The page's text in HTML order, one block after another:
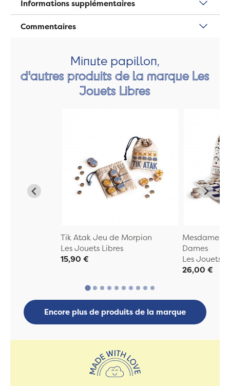
Informations supplémentaires
Commentaires
Minute papillon,
d'autres produits de la marque Les
Jouets Libres
Tik Atak Jeu de Morpion
Les Jouets Libres
15,90 €
Mesdames
Dames
Les Jouets
26,00 €
Encore plus de produits de la marque